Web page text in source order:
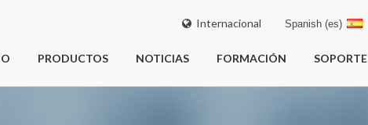
Internacional Spanish (es)
PRODUCTOS NOTICIAS FORMACIÓN SOPORTE